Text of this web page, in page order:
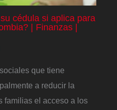
cédula si aplica para
| Finanzas |
que tiene
a reducir la
familias el acceso a los